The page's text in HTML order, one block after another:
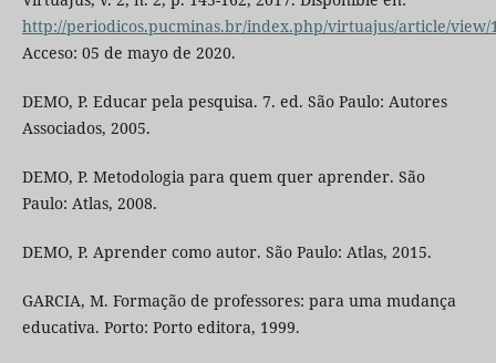
http://periodicos.pucminas.br/index.php/virtuajus/article/view/
Acceso: 05 de mayo de 2020.
DEMO, P. Educar pela pesquisa. 7. ed. São Paulo: Autores
Associados, 2005.
DEMO, P. Metodologia para quem quer aprender. São
Paulo: Atlas, 2008.
DEMO, P. Aprender como autor. São Paulo: Atlas, 2015.
GARCIA, M. Formação de professores: para uma mudança
educativa. Porto: Porto editora, 1999.